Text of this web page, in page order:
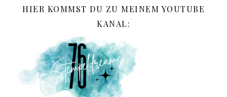
HIER KOMMST DU ZU MEINEM YOUTUBE
KANAL: